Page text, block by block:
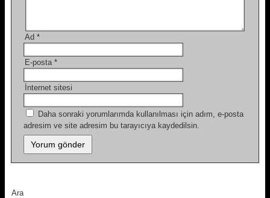
Ad *
E-posta *
İnternet sitesi
Daha sonraki yorumlarımda kullanılması için adım, e-posta
adresim ve site adresim bu tarayıcıya kaydedilsin.
Ara